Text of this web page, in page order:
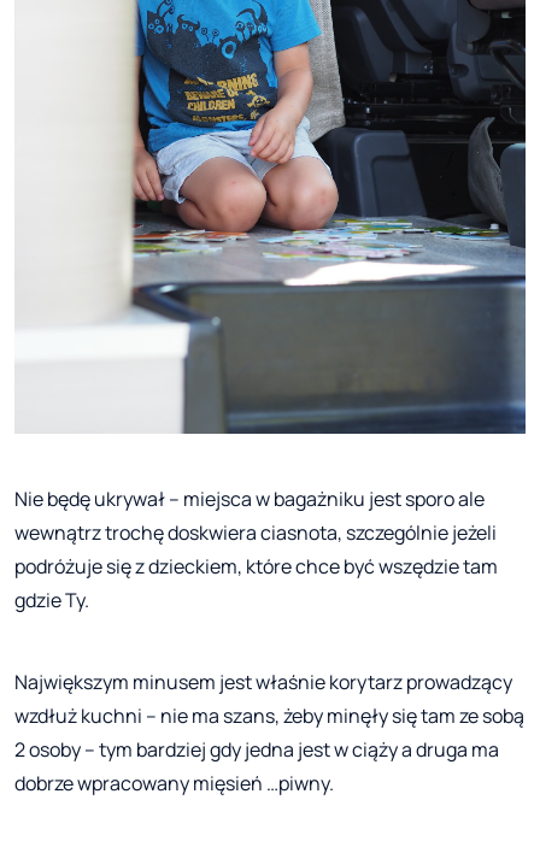
Nie będę ukrywał – miejsca w bagażniku jest sporo ale
wewnątrz trochę doskwiera ciasnota, szczególnie jeżeli
podróżuje się z dzieckiem, które chce być wszędzie tam
gdzie Ty.
Największym minusem jest właśnie korytarz prowadzący
wzdłuż kuchni – nie ma szans, żeby minęły się tam ze sobą
2 osoby – tym bardziej gdy jedna jest w ciąży a druga ma
dobrze wpracowany mięsień …piwny.